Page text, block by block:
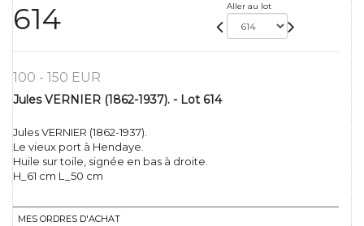
614 Aller au lot
100 - 150 EUR
Jules VERNIER (1862-1937). - Lot 614
Jules VERNIER (1862-1937).
Le vieux port à Hendaye.
Huile sur toile, signée en bas à droite.
H_61 cm L_50 cm
MES ORDRES D'ACHAT